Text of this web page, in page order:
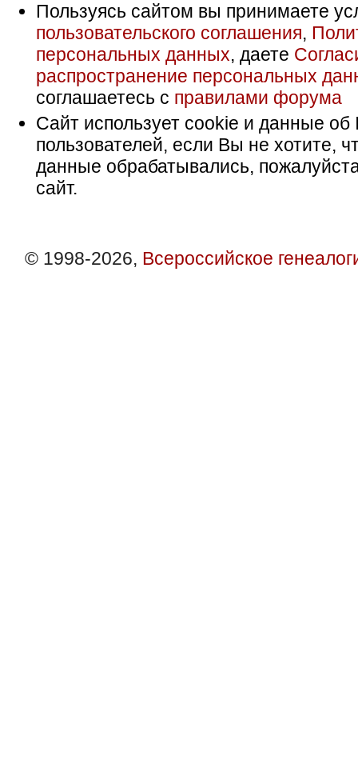
Пользуясь сайтом вы принимаете
пользовательского соглашения,
персональных данных, даете
распространение персональных
соглашаетесь с правилами форума
Сайт использует cookie и данные об
пользователей, если Вы не хотите,
данные обрабатывались,
сайт.
© 1998-2026, Всероссийское